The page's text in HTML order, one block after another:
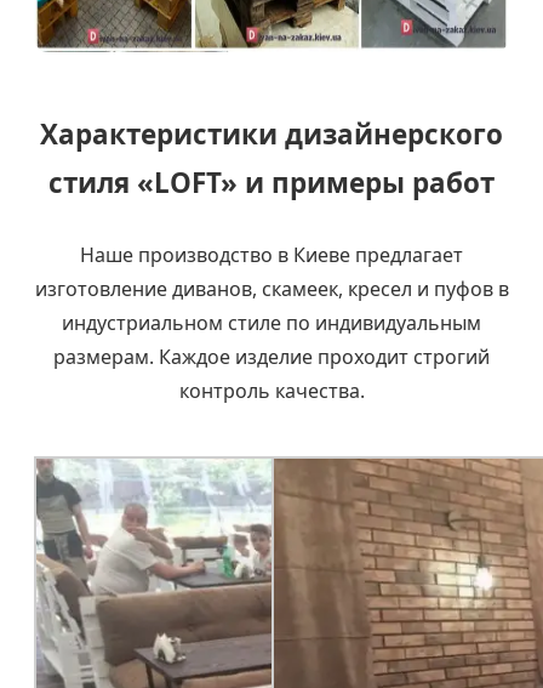
Характеристики дизайнерского
стиля «LOFT» и примеры работ
Наше производство в Киеве предлагает
изготовление диванов, скамеек, кресел и пуфов в
индустриальном стиле по индивидуальным
размерам. Каждое изделие проходит строгий
контроль качества.